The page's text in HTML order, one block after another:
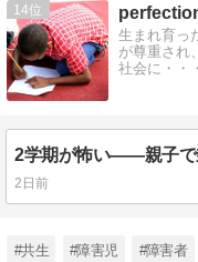
14
生まれ育っ
が尊重され
社会に・・・
2日前
#共生 #障害児 #障害者